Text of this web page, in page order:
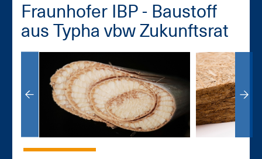
Fraun­ho­fer IBP - Bau­stoff
aus Ty­pha vbw Zu­kunfts­rat